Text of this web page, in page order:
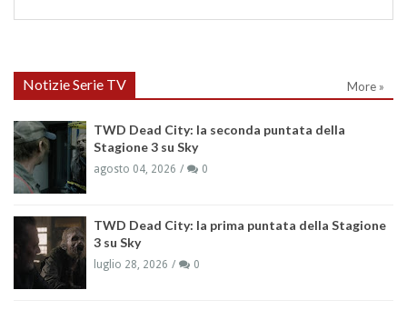
Notizie Serie TV More »
TWD Dead City: la seconda puntata della
Stagione 3 su Sky
agosto 04, 2026 0
TWD Dead City: la prima puntata della Stagione
3 su Sky
luglio 28, 2026 0